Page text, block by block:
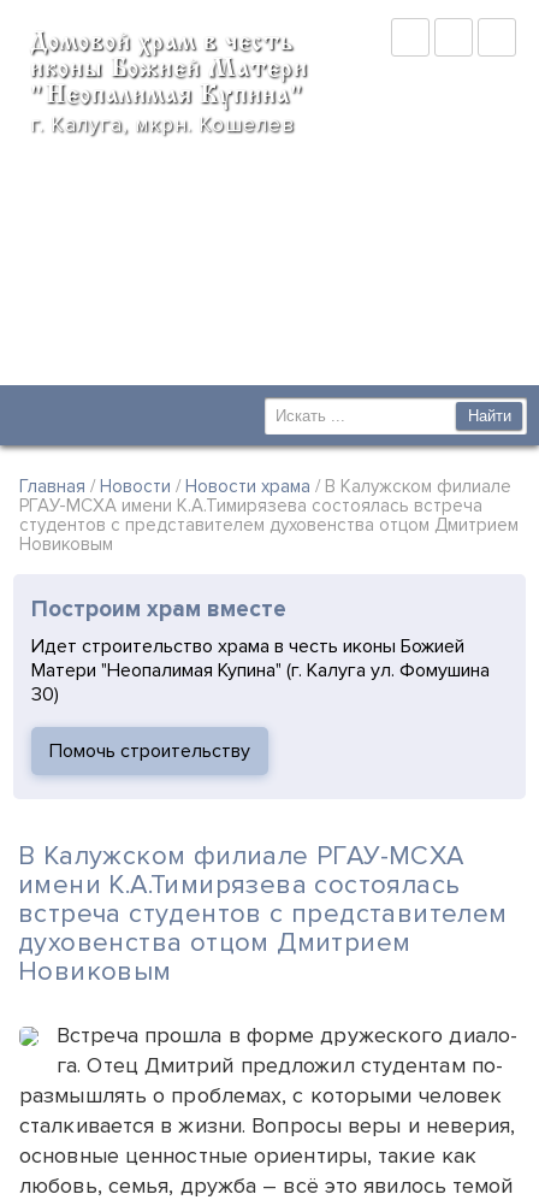
Домовой храм в честь
иконы Божией Матери
"Неопалимая Купина"
г. Калуга, мкрн. Кошелев
Главная /Новости /Новости храма / В Калужском филиале
РГАУ-МСХА имени К.А.Тимирязева состоялась встреча
студентов с представителем духовенства отцом Дмитрием
Новиковым
Построим храм вместе
Идет строительство храма в честь иконы Божией
Матери "Неопалимая Купина" (г. Калуга ул. Фомушина
30)
Помочь строительству
В Калужском филиале РГАУ-МСХА
имени К.А.Тимирязева состоялась
встреча студентов с представителем
духовенства отцом Дмитрием
Новиковым
Встреча прошла в фор­ме дру­жес­ко­го ди­ало­
га. Отец Дмит­рий пред­ло­жил сту­ден­там по­
раз­мыш­лять о проб­лемах, с ко­то­ры­ми че­ло­век
стал­ки­ва­ет­ся в жиз­ни. Вопросы веры и неверия,
основные ценностные ориентиры, такие как
любовь, семья, дружба – всё это явилось темой